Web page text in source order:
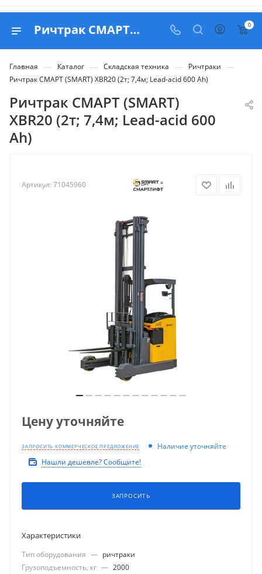
Ричтрак СМАРТ (SMART) XBR20 (2т; 7,4м; Lead-acid 600 Ah) - купить в Belapex 0
Главная — Каталог — Складская техника — Ричтраки —
Ричтрак СМАРТ (SMART) XBR20 (2т; 7,4м; Lead-acid 600 Ah)
Ричтрак СМАРТ (SMART)
XBR20 (2т; 7,4м; Lead-acid 600
Ah)
Артикул: 71045960
Цену уточняйте
ЗАПРОСИТЬ КОММЕРЧЕСКОЕ ПРЕДЛОЖЕНИЕ
Наличие уточняйте
Нашли дешевле? Сообщите!
ЗАПРОСИТЬ
Характеристики
Тип оборудования — ричтраки
Грузоподъемность, кг — 2000